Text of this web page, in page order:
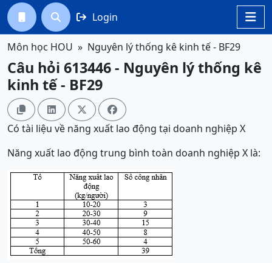

  Login
Môn học HOU Nguyên lý thống kê kinh tế - BF29
Câu hỏi 613446 - Nguyên lý thống kê
kinh tế - BF29
   
Có tài liệu về năng xuất lao động tại doanh nghiệp X
Năng xuất lao động trung bình toàn doanh nghiệp X là: